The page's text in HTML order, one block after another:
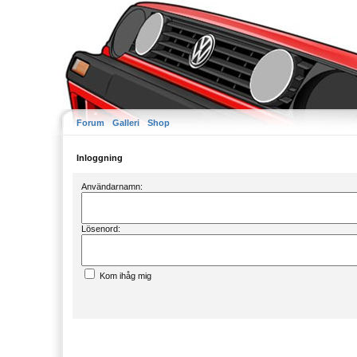
Forum Galleri Shop
Inloggning
Användarnamn:
Lösenord:
Kom ihåg mig